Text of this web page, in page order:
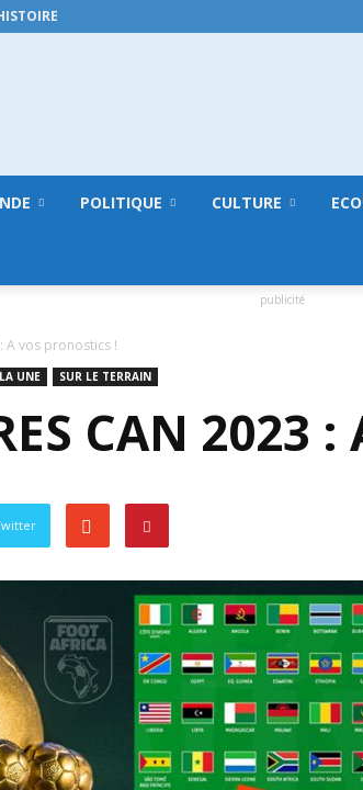
POLITIQUE CULTURE
publicité
: A vos pronostics !
LA UNE SUR LE TERRAIN
CAN 2023 :